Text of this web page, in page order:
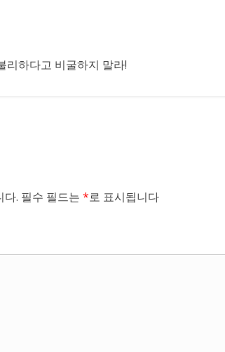
리하다고 비굴하지 말라!
다. 필수 필드는 *로 표시됩니다